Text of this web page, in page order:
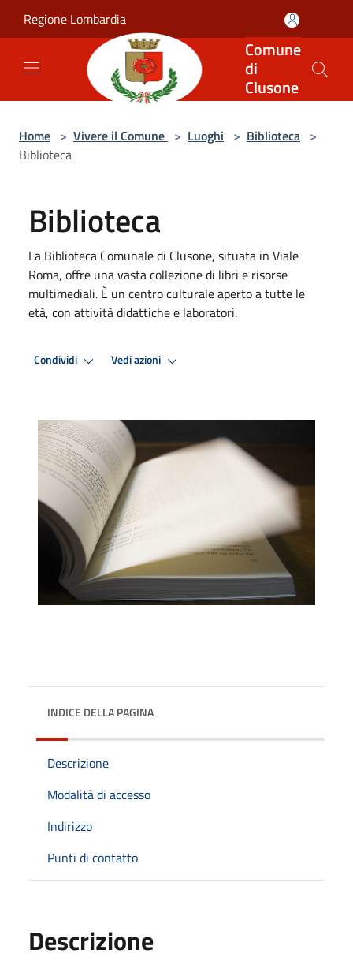
Regione Lombardia
Comune
di
Clusone
Home > Vivere il Comune > Luoghi > Biblioteca >
Biblioteca
Biblioteca
La Biblioteca Comunale di Clusone, situata in Viale
Roma, offre una vasta collezione di libri e risorse
multimediali. È un centro culturale aperto a tutte le
età, con attività didattiche e laboratori.
Condividi Vedi azioni
INDICE DELLA PAGINA
Descrizione
Modalità di accesso
Indirizzo
Punti di contatto
Descrizione